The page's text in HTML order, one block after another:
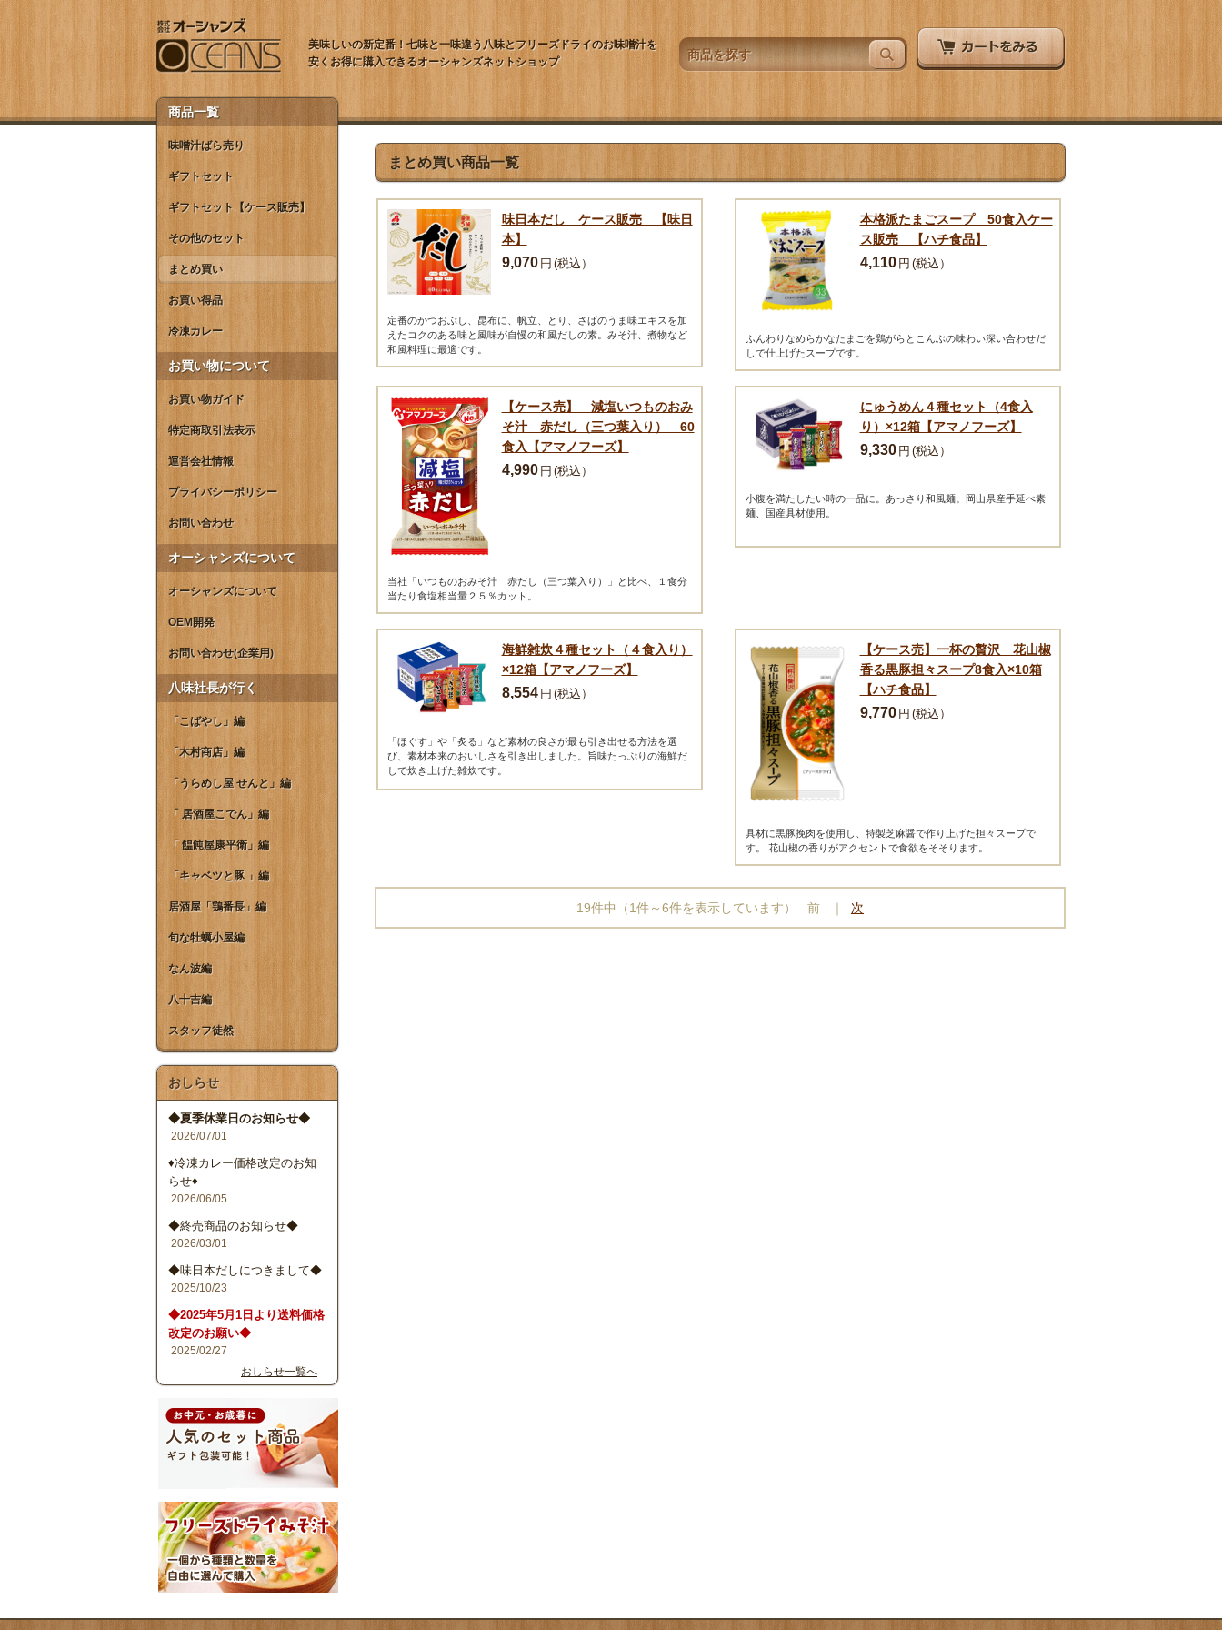
美味しいの新定番！七味と一味違う八味とフリーズドライのお味噌汁を
安くお得に購入できるオーシャンズネットショップ
商品一覧
味噌汁ばら売り
ギフトセット
ギフトセット【ケース販売】
その他のセット
まとめ買い
お買い得品
冷凍カレー
お買い物について
お買い物ガイド
特定商取引法表示
運営会社情報
プライバシーポリシー
お問い合わせ
オーシャンズについて
オーシャンズについて
OEM開発
お問い合わせ(企業用)
八味社長が行く
「こばやし」編
「木村商店」編
「うらめし屋 せんと」編
「 居酒屋こでん」編
「 饂飩屋康平衛」編
「キャベツと豚 」編
居酒屋「鶏番長」編
旬な牡蠣小屋編
なん波編
八十吉編
スタッフ徒然
おしらせ
◆夏季休業日のお知らせ◆
2026/07/01
♦冷凍カレー価格改定のお知
らせ♦
2026/06/05
◆終売商品のお知らせ◆
2026/03/01
◆味日本だしにつきまして◆
2025/10/23
◆2025年5月1日より送料価格
改定のお願い◆
2025/02/27
おしらせ一覧へ
まとめ買い商品一覧
味日本だし ケース販売 【味日
本】
9,070 円 (税込）
定番のかつおぶし、昆布に、帆立、とり、さばのうま味エキスを加
えたコクのある味と風味が自慢の和風だしの素。みそ汁、煮物など
和風料理に最適です。
本格派たまごスープ 50食入ケー
ス販売 【ハチ食品】
4,110 円 (税込）
ふんわりなめらかなたまごを鶏がらとこんぶの味わい深い合わせだ
しで仕上げたスープです。
【ケース売】 減塩いつものおみ
そ汁 赤だし（三つ葉入り） 60
食入【アマノフーズ】
4,990 円 (税込）
当社「いつものおみそ汁 赤だし（三つ葉入り）」と比べ、１食分
当たり食塩相当量２５％カット。
にゅうめん４種セット（4食入
り）×12箱【アマノフーズ】
9,330 円 (税込）
小腹を満たしたい時の一品に。あっさり和風麺。岡山県産手延べ素
麺、国産具材使用。
海鮮雑炊４種セット（４食入り）
×12箱【アマノフーズ】
8,554 円 (税込）
「ほぐす」や「炙る」など素材の良さが最も引き出せる方法を選
び、素材本来のおいしさを引き出しました。旨味たっぷりの海鮮だ
しで炊き上げた雑炊です。
【ケース売】一杯の贅沢 花山椒
香る黒豚担々スープ8食入×10箱
【ハチ食品】
9,770 円 (税込）
具材に黒豚挽肉を使用し、特製芝麻醤で作り上げた担々スープで
す。 花山椒の香りがアクセントで食欲をそそります。
19件中（1件～6件を表示しています） 前 ｜ 次